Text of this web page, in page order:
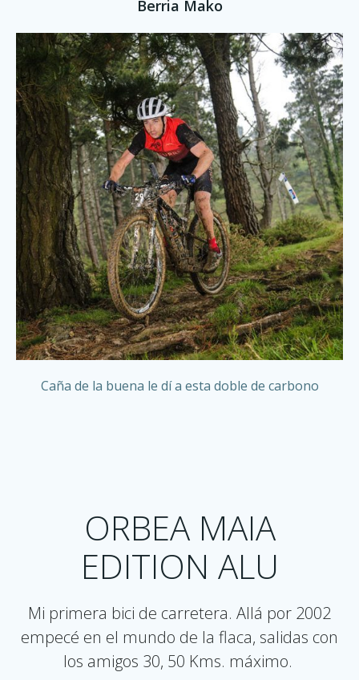
Berria Mako
Caña de la buena le dí a esta doble de carbono
ORBEA MAIA
EDITION ALU
Mi primera bici de carretera. Allá por 2002
empecé en el mundo de la flaca, salidas con
los amigos 30, 50 Kms. máximo.